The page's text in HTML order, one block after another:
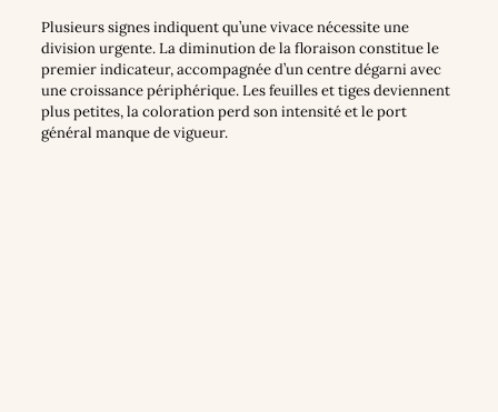
Plusieurs signes indiquent qu’une vivace nécessite une
division urgente. La diminution de la floraison constitue le
premier indicateur, accompagnée d’un centre dégarni avec
une croissance périphérique. Les feuilles et tiges deviennent
plus petites, la coloration perd son intensité et le port
général manque de vigueur.